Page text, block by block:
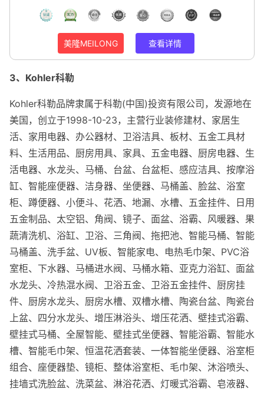
美隆MEILONG 查看详情
3、Kohler科勒
Kohler科勒品牌隶属于科勒(中国)投资有限公司，发源地在
美国，创立于1998-10-23，主营行业装修建材、家居生
活、家用电器、办公器材、卫浴洁具、板材、五金工具材
料、生活用品、厨房用具、家具、五金电器、厨房电器、生
活电器、水龙头、马桶、台盆、台盆柜、感应洁具、按摩浴
缸、智能座便器、洁身器、坐便器、马桶盖、脸盆、浴室
柜、蹲便器、小便斗、花洒、地漏、水槽、五金挂件、日用
五金制品、太空铝、角阀、镜子、面盆、浴霸、风暖器、果
蔬清洗机、浴缸、卫浴、三角阀、拖把池、智能马桶、智能
马桶盖、洗手盆、UV板、智能家电、电热毛巾架、PVC浴
室柜、下水器、马桶进水阀、马桶水箱、亚克力浴缸、面盆
水龙头、冷热混水阀、卫浴五金、卫浴五金挂件、厨房挂
件、厨房水龙头、厨房水槽、双槽水槽、陶瓷台盆、陶瓷台
上盆、四分水龙头、增压淋浴头、增压花洒、壁挂式浴霸、
壁挂式马桶、全屋智能、壁挂式坐便器、智能浴霸、智能水
槽、智能毛巾架、恒温花洒套装、一体智能坐便器、浴室柜
组合、座便器垫、镜柜、整体浴室柜、毛巾架、沐浴喷头、
挂墙式洗脸盆、洗菜盆、淋浴花洒、灯暖式浴霸、皂液器、